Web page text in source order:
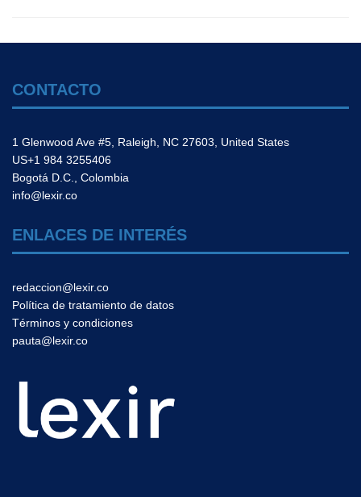
CONTACTO
1 Glenwood Ave #5, Raleigh, NC 27603, United States
US+1 984 3255406
Bogotá D.C., Colombia
info@lexir.co
ENLACES DE INTERÉS
redaccion@lexir.co
Política de tratamiento de datos
Términos y condiciones
pauta@lexir.co